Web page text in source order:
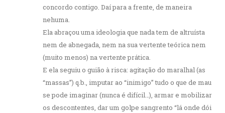
concordo contigo. Daí para a frente, de maneira
nehuma.
Ela abraçou uma ideologia que nada tem de altruísta
nem de abnegada, nem na sua vertente teórica nem
(muito menos) na vertente prática.
E ela seguiu o guião à risca: agitação do maralhal (as
“massas”) q.b., imputar ao “inimigo” tudo o que de mau
se pode imaginar (nunca é difícil…), armar e mobilizar
os descontentes, dar um golpe sangrento “lá onde dói